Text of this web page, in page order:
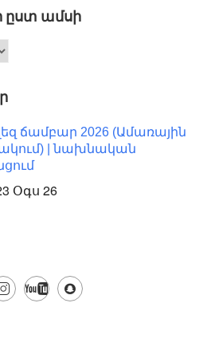
ըստ ամսի
ճամբար 2026 (Ամառային
| նախնական
Օգս 26